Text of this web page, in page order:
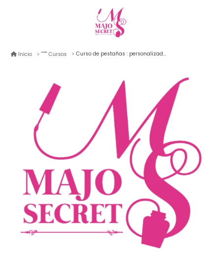
Inicio Cursos Curso de pestañas : personalizado lifting de pestañas